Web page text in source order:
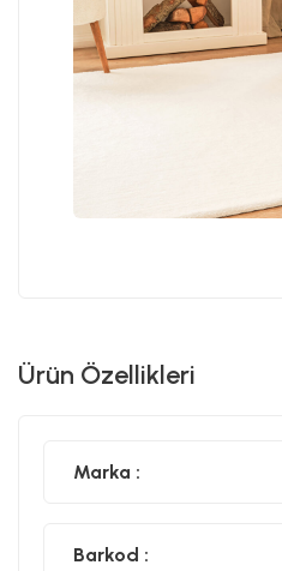
Ürün Özellikleri
Marka :
Barkod :